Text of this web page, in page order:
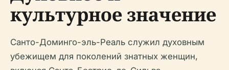
культурное значение
Санто-Доминго-эль-Реаль служил духовным
убежищем для поколений знатных женщин,